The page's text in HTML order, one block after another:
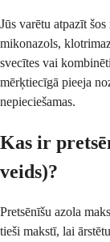
Jūs varētu atpazīt
mikonazols,
svecītes vai
mērķtiecīgā pieeja
nepieciešamas.
Kas ir
veids)?
Pretsēnīšu azola
tieši makstī, lai